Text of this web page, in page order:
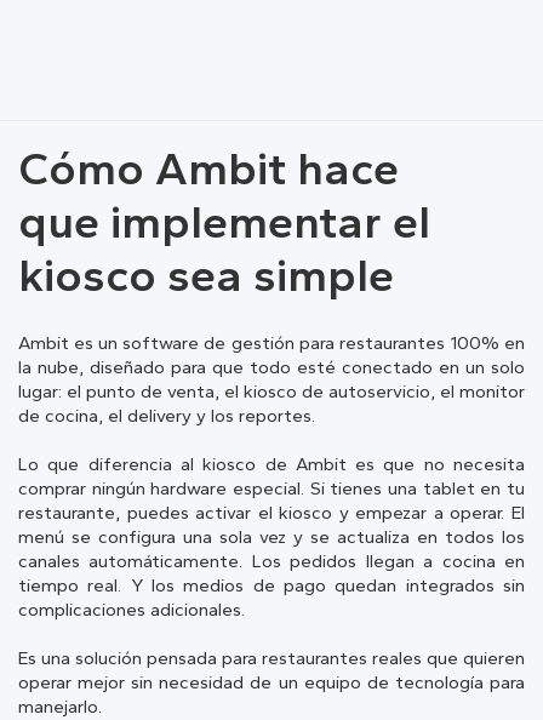
Cómo Ambit hace
que implementar el
kiosco sea simple
Ambit es un software de gestión para restaurantes 100% en
la nube, diseñado para que todo esté conectado en un solo
lugar: el punto de venta, el kiosco de autoservicio, el monitor
de cocina, el delivery y los reportes.
Lo que diferencia al kiosco de Ambit es que no necesita
comprar ningún hardware especial. Si tienes una tablet en tu
restaurante, puedes activar el kiosco y empezar a operar. El
menú se configura una sola vez y se actualiza en todos los
canales automáticamente. Los pedidos llegan a cocina en
tiempo real. Y los medios de pago quedan integrados sin
complicaciones adicionales.
Es una solución pensada para restaurantes reales que quieren
operar mejor sin necesidad de un equipo de tecnología para
manejarlo.